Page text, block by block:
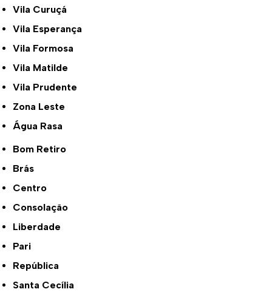
Vila Curuçá
Vila Esperança
Vila Formosa
Vila Matilde
Vila Prudente
Zona Leste
Água Rasa
Bom Retiro
Brás
Centro
Consolação
Liberdade
Pari
República
Santa Cecília